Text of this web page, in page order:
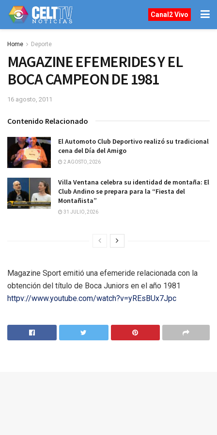
Canal2 Vivo
Home Deporte
MAGAZINE EFEMERIDES Y EL
BOCA CAMPEON DE 1981
16 agosto, 2011
Contenido Relacionado
El Automoto Club Deportivo realizó su tradicional
cena del Día del Amigo
2 AGOSTO, 2026
Villa Ventana celebra su identidad de montaña: El
Club Andino se prepara para la “Fiesta del
Montañista”
31 JULIO, 2026
Magazine Sport emitió una efemeride relacionada con la
obtención del título de Boca Juniors en el año 1981
httpv://www.youtube.com/watch?v=yREsBUx7Jpc